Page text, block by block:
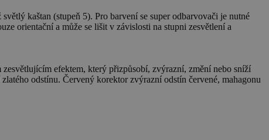
kaštan (stupeň 5). Pro barvení se super odbarvovači je nutné
orientační a může se lišit v závislosti na stupni zesvětlení a
efektem, který přizpůsobí, zvýrazní, změní nebo sníží
odstínu. Červený korektor zvýrazní odstín červené, mahagonu